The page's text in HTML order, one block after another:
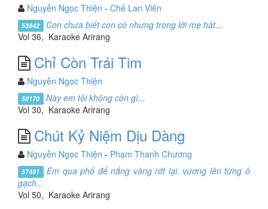
Nguyễn Ngọc Thiện - Chế Lan Viên
53842 Con chưa biết con cò nhưng trong lời mẹ hát...
Vol 36, Karaoke Arirang
Chỉ Còn Trái Tim
Nguyễn Ngọc Thiện
50170 Này em tôi không còn gì...
Vol 30, Karaoke Arirang
Chút Kỷ Niệm Dịu Dàng
Nguyễn Ngọc Thiện - Phạm Thanh Chương
57491 Em qua phố để nắng vàng rớt lại, vương lên từng ô
gạch...
Vol 50, Karaoke Arirang